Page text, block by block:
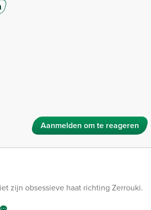
Aanmelden om te reageren
zijn obsessieve haat richting Zerrouki.